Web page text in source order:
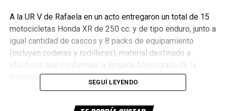
A la UR V de Rafaela en un acto entregaron un total de 15
motocicletas Honda XR de 250 cc. y de tipo enduro, junto a
igual cantidad de cascos y 8 packs de equipamiento
(incluyen coderas y rodilleras), material destinado a
misma Unidad en el departamento Castellanos.
SEGUÍ LEYENDO